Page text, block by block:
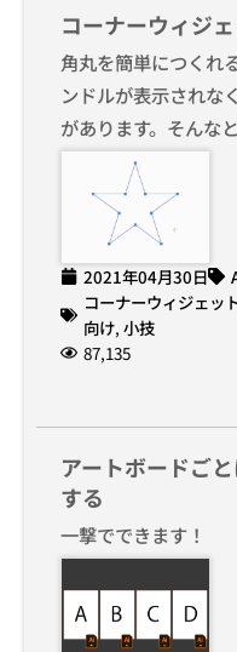
コーナーウィジ
角丸を簡単につくれ
ンドルが表示されな
があります。そんな
2021年04月30日
コーナーウィジェッ
向け, 小技
87,135
アートボードご
する
一撃でできます！